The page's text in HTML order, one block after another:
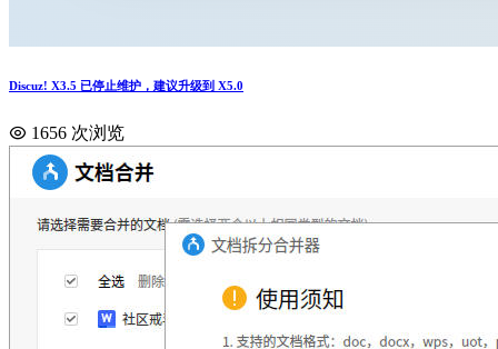
Discuz! X3.5 已停止维护，建议升级到 X5.0
1656 次浏览